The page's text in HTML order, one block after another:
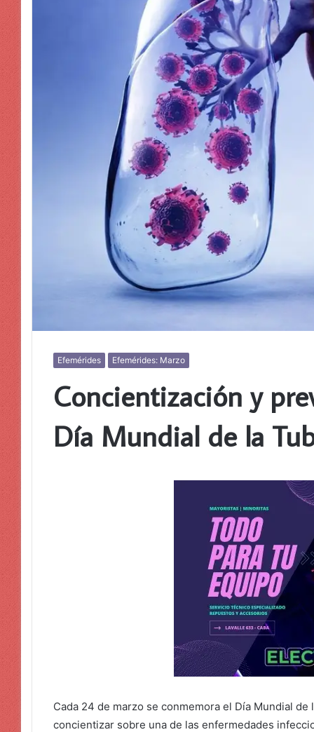
Efemérides Efemérides: Marzo
Concientización y
Día Mundial de la
Cada 24 de marzo se conmemora el Día Mundial
concientizar sobre una de las enfermedades